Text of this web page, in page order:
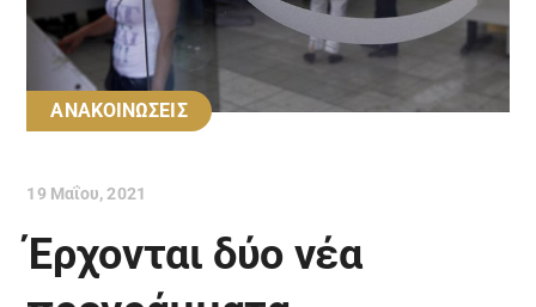
ΑΝΑΚΟΙΝΩΣΕΙΣ
19 Μαΐου, 2021
Έρχονται δύο νέα